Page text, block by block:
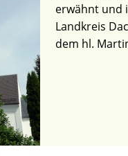
erwähnt und
Landkreis
dem hl.